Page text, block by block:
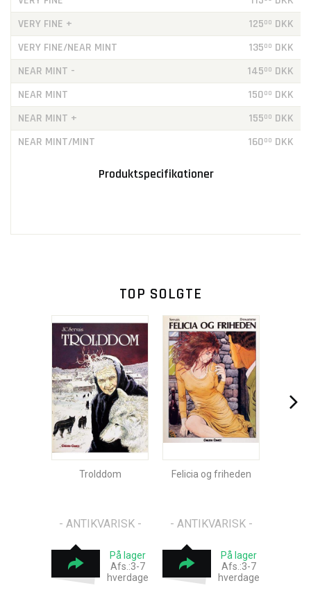
VERY FINE +
12500 DKK
VERY FINE/NEAR MINT
13500 DKK
NEAR MINT -
14500 DKK
NEAR MINT
15000 DKK
NEAR MINT +
15500 DKK
NEAR MINT/MINT
16000 DKK
Produktspecifikationer
TOP SOLGTE
Trolddom
- ANTIKVARISK -
På lager
Afs.:3-7
hverdage
Felicia og friheden
- ANTIKVARISK -
På lager
Afs.:3-7
hverdage